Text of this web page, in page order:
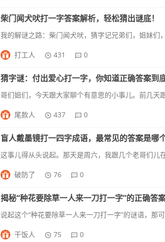
柴门闻犬吠打一字答案解析，轻松猜出谜底！
打工人 431 0
猜字谜：付出爱心打一字，你知道正确答案到
尾款人 437 0
盲人戴墨镜打一四字成语，最常见的答案是哪
破防了 76 0
揭秘“种花要除草一人来一刀打一字”的正确答案
干饭人 75 0